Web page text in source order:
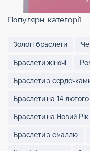
Популярні категорії
Золоті браслети
Браслети жіночі
Браслети з
Браслети на 14 лютого
Браслети на Новий Рік
Браслети з емаллю